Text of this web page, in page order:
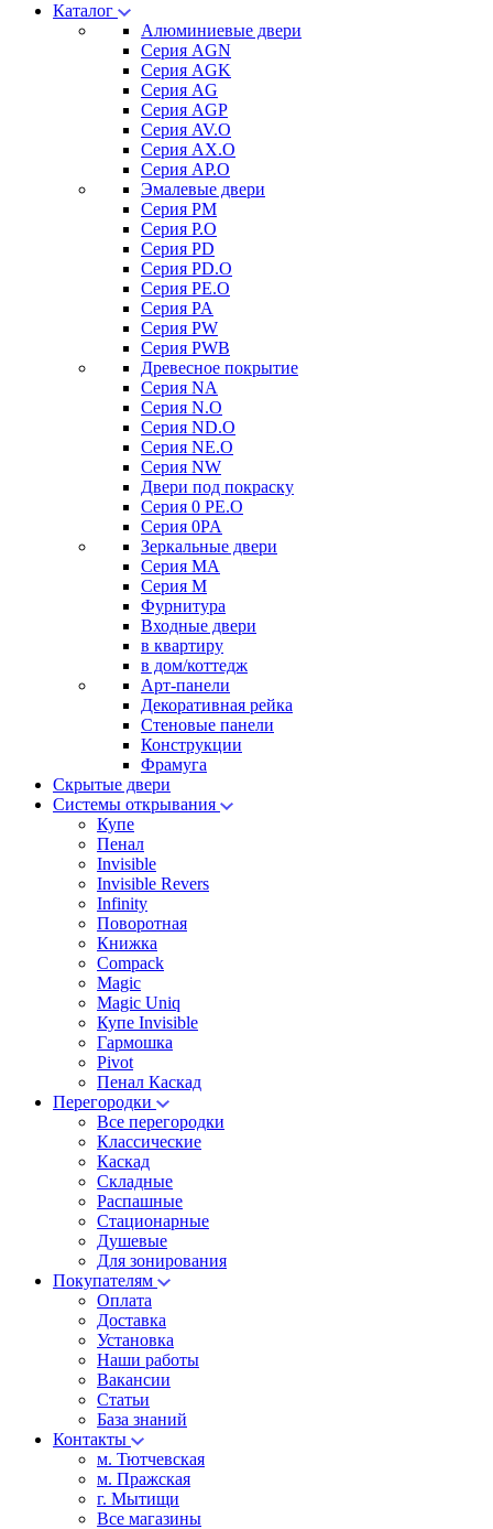
Каталог
Алюминиевые двери
Серия AGN
Серия AGK
Серия AG
Серия AGP
Серия AV.O
Серия AX.O
Серия AP.O
Эмалевые двери
Серия PM
Серия P.O
Серия PD
Серия PD.O
Серия PE.O
Серия PA
Серия PW
Серия PWB
Древесное покрытие
Серия NA
Серия N.O
Серия ND.O
Серия NE.O
Серия NW
Двери под покраску
Серия 0 PE.O
Серия 0PA
Зеркальные двери
Серия MA
Серия M
Фурнитура
Входные двери
в квартиру
в дом/коттедж
Арт-панели
Декоративная рейка
Стеновые панели
Конструкции
Фрамуга
Скрытые двери
Системы открывания
Купе
Пенал
Invisible
Invisible Revers
Infinity
Поворотная
Книжка
Compack
Magic
Magic Uniq
Купе Invisible
Гармошка
Pivot
Пенал Каскад
Перегородки
Все перегородки
Классические
Каскад
Складные
Распашные
Стационарные
Душевые
Для зонирования
Покупателям
Оплата
Доставка
Установка
Наши работы
Вакансии
Статьи
База знаний
Контакты
м. Тютчевская
м. Пражская
г. Мытищи
Все магазины